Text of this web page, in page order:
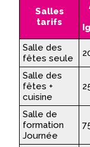
Salles
tarifs
Salle des
fêtes seule
Salle des
fêtes +
cuisine
Salle de
formation
Journée